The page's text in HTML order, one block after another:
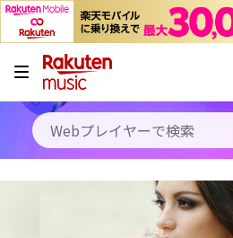
キャンペーン
料金プラン
使い方
初回30日間無料お試し